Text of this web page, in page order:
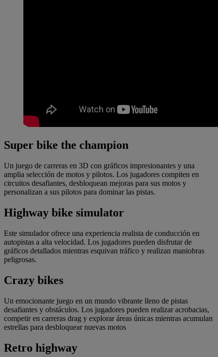
Super bike the champion
Un juego de carreras en 3D con gráficos impresionantes y una
amplia selección de motos y pilotos. Los jugadores compiten en
circuitos desafiantes, desbloquean mejoras para sus motos y
personalizan a sus pilotos para dominar las pistas.
Highway bike simulator
Este simulador ofrece una experiencia realista de conducción en
autopistas a alta velocidad. Los jugadores pueden disfrutar de
gráficos detallados mientras esquivan tráfico y realizan maniobras
peligrosas.
Crazy bikes
Un emocionante juego en un mundo vibrante lleno de pistas
desafiantes y obstáculos. Los jugadores pueden realizar acrobacias,
competir en carreras drag y explorar áreas únicas mientras acumulan
estrellas para desbloquear nuevas motos
Retro highway